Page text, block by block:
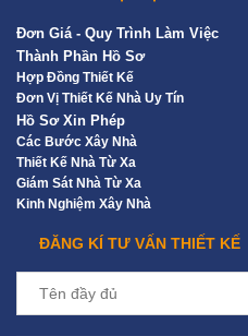
Đơn Giá - Quy Trình Làm Việc
Thành Phần Hồ Sơ
Hợp Đồng Thiết Kế
Đơn Vị Thiết Kế Nhà Uy Tín
Hồ Sơ Xin Phép
Các Bước Xây Nhà
Thiết Kế Nhà Từ Xa
Giám Sát Nhà Từ Xa
Kinh Nghiệm Xây Nhà
ĐĂNG KÍ TƯ VẤN THIẾT KẾ